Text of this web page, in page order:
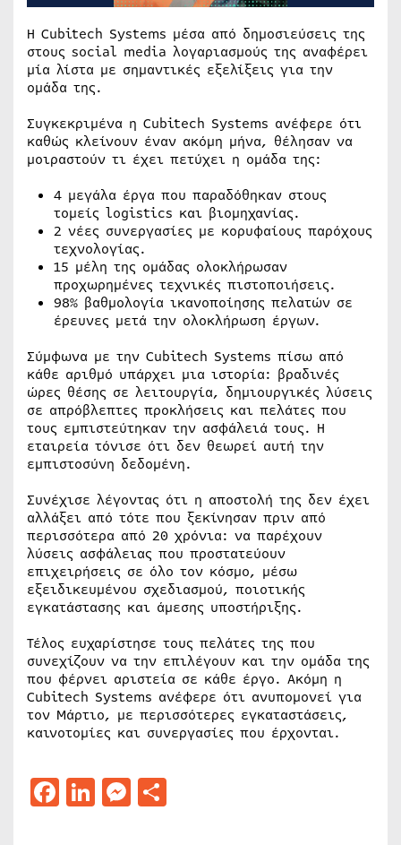
Η Cubitech Systems μέσα από δημοσιεύσεις της
στους social media λογαριασμούς της αναφέρει
μία λίστα με σημαντικές εξελίξεις για την
ομάδα της.
Συγκεκριμένα η Cubitech Systems ανέφερε ότι
καθώς κλείνουν έναν ακόμη μήνα, θέλησαν να
μοιραστούν τι έχει πετύχει η ομάδα της:
4 μεγάλα έργα που παραδόθηκαν στους
τομείς logistics και βιομηχανίας.
2 νέες συνεργασίες με κορυφαίους παρόχους
τεχνολογίας.
15 μέλη της ομάδας ολοκλήρωσαν
προχωρημένες τεχνικές πιστοποιήσεις.
98% βαθμολογία ικανοποίησης πελατών σε
έρευνες μετά την ολοκλήρωση έργων.
Σύμφωνα με την Cubitech Systems πίσω από
κάθε αριθμό υπάρχει μια ιστορία: βραδινές
ώρες θέσης σε λειτουργία, δημιουργικές λύσεις
σε απρόβλεπτες προκλήσεις και πελάτες που
τους εμπιστεύτηκαν την ασφάλειά τους. Η
εταιρεία τόνισε ότι δεν θεωρεί αυτή την
εμπιστοσύνη δεδομένη.
Συνέχισε λέγοντας ότι η αποστολή της δεν έχει
αλλάξει από τότε που ξεκίνησαν πριν από
περισσότερα από 20 χρόνια: να παρέχουν
λύσεις ασφάλειας που προστατεύουν
επιχειρήσεις σε όλο τον κόσμο, μέσω
εξειδικευμένου σχεδιασμού, ποιοτικής
εγκατάστασης και άμεσης υποστήριξης.
Τέλος ευχαρίστησε τους πελάτες της που
συνεχίζουν να την επιλέγουν και την ομάδα της
που φέρνει αριστεία σε κάθε έργο. Ακόμη η
Cubitech Systems ανέφερε ότι ανυπομονεί για
τον Μάρτιο, με περισσότερες εγκαταστάσεις,
καινοτομίες και συνεργασίες που έρχονται.
Facebook
LinkedIn
Messenger